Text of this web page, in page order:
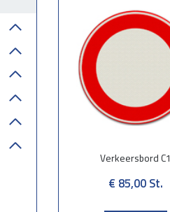
Verkeersbord C1
€ 85,00 St.